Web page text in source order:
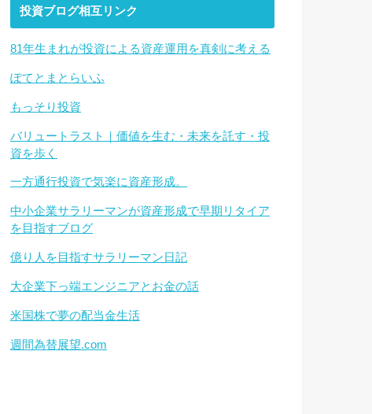
投資ブログ相互リンク
81年生まれが投資による資産運用を真剣に考える
ぽてとまとらいふ
もっそり投資
バリュートラスト｜価値を生む・未来を託す・投
資を歩く
一方通行投資で気楽に資産形成。
中小企業サラリーマンが資産形成で早期リタイア
を目指すブログ
億り人を目指すサラリーマン日記
大企業下っ端エンジニアとお金の話
米国株で夢の配当金生活
週間為替展望.com